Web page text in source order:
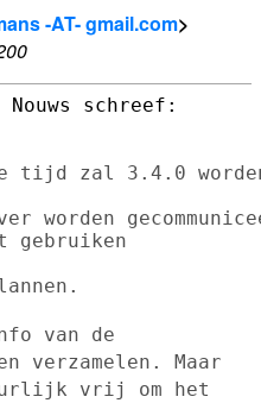
-AT- gmail.com>
tijd zal 3.4.0
worden
gebruiken
van de
Maar
vrij om het